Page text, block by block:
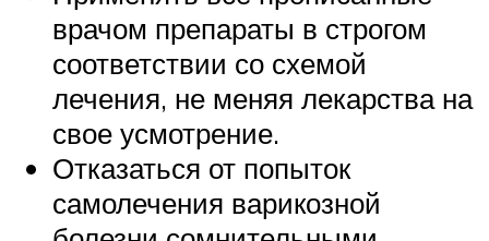
врачом препараты в строгом
соответствии со схемой
лечения, не меняя лекарства на
свое усмотрение.
Отказаться от попыток
самолечения варикозной